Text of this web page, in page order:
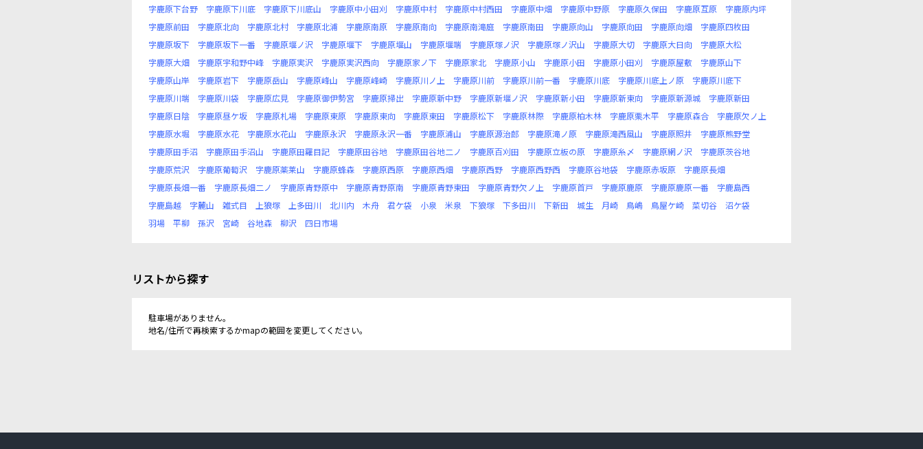
字鹿原下台野
字鹿原下川底 字鹿原下川底山 字鹿原中小田刈 字鹿原中村 字鹿原中村西田 字鹿原中畑 字鹿原中野原 字鹿原久保田 字鹿原互原
字鹿原内坪
字鹿原前田
字鹿原北向 字鹿原北村 字鹿原北浦 字鹿原南原 字鹿原南向 字鹿原南滝庭 字鹿原南田 字鹿原向山 字鹿原向田 字鹿原向畑
字鹿原四枚田
字鹿原坂下
字鹿原坂下一番 字鹿原堰ノ沢 字鹿原堰下 字鹿原堰山 字鹿原堰端 字鹿原塚ノ沢 字鹿原塚ノ沢山 字鹿原大切 字鹿原大日向
字鹿原大松
字鹿原大畑
字鹿原宇和野中峰 字鹿原実沢 字鹿原実沢西向 字鹿原家ノ下 字鹿原家北 字鹿原小山 字鹿原小田 字鹿原小田刈 字鹿原屋敷
字鹿原山下
字鹿原山岸
字鹿原岩下 字鹿原岳山 字鹿原峰山 字鹿原峰崎 字鹿原川ノ上 字鹿原川前 字鹿原川前一番 字鹿原川底 字鹿原川底上ノ原
字鹿原川底下
字鹿原川端
字鹿原川袋 字鹿原広見 字鹿原御伊勢宮 字鹿原掃出 字鹿原新中野 字鹿原新堰ノ沢 字鹿原新小田 字鹿原新東向 字鹿原新源城
字鹿原新田
字鹿原日陰
字鹿原昼ケ坂 字鹿原札場 字鹿原東原 字鹿原東向 字鹿原東田 字鹿原松下 字鹿原林際 字鹿原柏木林 字鹿原栗木平 字鹿原森合
字鹿原欠ノ上
字鹿原水堀
字鹿原水花 字鹿原水花山 字鹿原永沢 字鹿原永沢一番 字鹿原浦山 字鹿原源治郎 字鹿原滝ノ原 字鹿原滝西風山 字鹿原照井
字鹿原熊野堂
字鹿原田手沼
字鹿原田手沼山 字鹿原田羅目記 字鹿原田谷地 字鹿原田谷地二ノ 字鹿原百刈田 字鹿原立板の原 字鹿原糸〆 字鹿原網ノ沢
字鹿原茨谷地
字鹿原荒沢
字鹿原葡萄沢 字鹿原薬莱山 字鹿原蜂森 字鹿原西原 字鹿原西畑 字鹿原西野 字鹿原西野西 字鹿原谷地袋 字鹿原赤坂原
字鹿原長畑
字鹿原長畑一番
字鹿原長畑二ノ 字鹿原青野原中 字鹿原青野原南 字鹿原青野東田 字鹿原青野欠ノ上 字鹿原首戸 字鹿原鹿原 字鹿原鹿原一番
字鹿島西
字鹿島越
字麓山 雑式目 上狼塚 上多田川 北川内 木舟 君ケ袋 小泉 米泉 下狼塚 下多田川 下新田 城生 月崎 鳥嶋 鳥屋ケ崎 菜切谷
沼ケ袋
羽場
平柳 孫沢 宮崎 谷地森 柳沢 四日市場
リストから探す
駐車場がありません。
地名/住所で再検索するかmapの範囲を変更してください。